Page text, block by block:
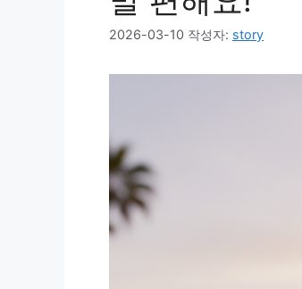
2026-03-10 작성자: story